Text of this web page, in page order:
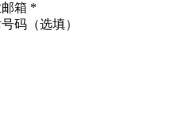
箱 *
码（选填）